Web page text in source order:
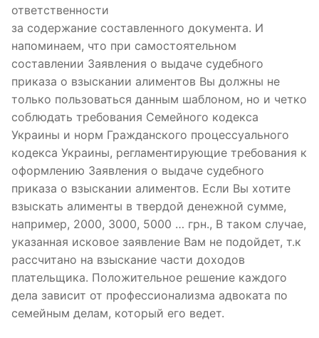
ответственности
за содержание составленного документа. И
напоминаем, что при самостоятельном
составлении Заявления о выдаче судебного
приказа о взыскании алиментов Вы должны не
только пользоваться данным шаблоном, но и четко
соблюдать требования Семейного кодекса
Украины и норм Гражданского процессуального
кодекса Украины, регламентирующие требования к
оформлению Заявления о выдаче судебного
приказа о взыскании алиментов. Если Вы хотите
взыскать алименты в твердой денежной сумме,
например, 2000, 3000, 5000 … грн., В таком случае,
указанная исковое заявление Вам не подойдет, т.к
рассчитано на взыскание части доходов
плательщика. Положительное решение каждого
дела зависит от профессионализма адвоката по
семейным делам, который его ведет.